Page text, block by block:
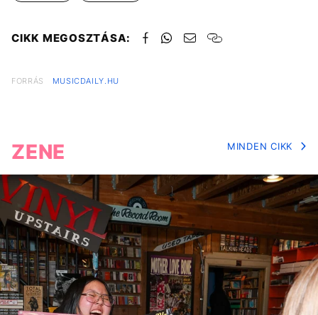
CIKK MEGOSZTÁSA:
FORRÁS MUSICDAILY.HU
ZENE MINDEN CIKK